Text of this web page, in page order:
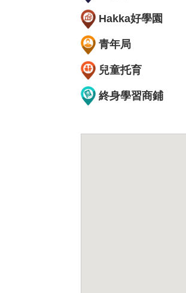
Hakka好學園
青年局
兒童托育
終身學習商鋪